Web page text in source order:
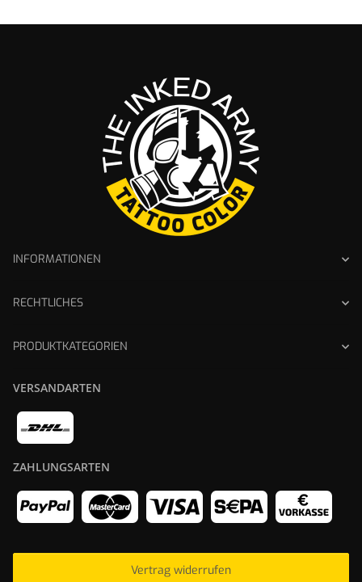
INFORMATIONEN
RECHTLICHES
PRODUKTKATEGORIEN
VERSANDARTEN
ZAHLUNGSARTEN
Vertrag widerrufen